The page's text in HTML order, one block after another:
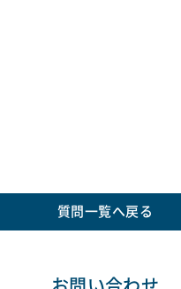
質問一覧へ戻る